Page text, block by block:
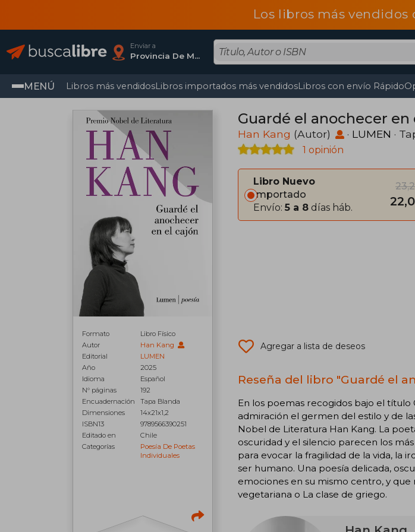
Los libros más
Enviar a
Provincia De Madrid
MENÚ Libros más vendidosLibros importados más vendidosLibros con envío Rápido
Formato
Libro Físico
Autor
Han Kang
Editorial
LUMEN
Año
2025
Idioma
Español
N° páginas
192
Encuadernación
Tapa Blanda
Dimensiones
14x21x1,2
ISBN13
9789566390251
Editado en
Chile
Categorías
Poesía De Poetas
Individuales
Guardé el anochecer en
Han Kang (Autor) · LUMEN ·
1 opinión
Libro Nuevo
Importado
Envío: 5 a 8 días háb.
Agregar a lista de deseos
Reseña del libro "Guardé el
En los poemas recogidos bajo el
admiración el germen del estilo y de
Nobel de Literatura Han Kang. La
oscuridad y el silencio parecen los
para evocar la fragilidad de la vida, la
ser humano. Una poesía delicada,
emociones en su mismo centro, y
vegetariana o La clase de griego.